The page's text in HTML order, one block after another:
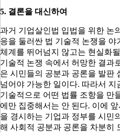
5. 결론을 대신하여
과거 기업살인법 입법을 위한 논
응을 둘러싼 법 기술적 논쟁을 야
체계를 뛰어넘지 않고는 현실화
기술적 논쟁 속에서 허망한 결과
은 시민들의 공분과 공론을 발판
넘어야 가능한 일이다. 따라서 지
기술적으로 어떤 법률 조항을 만
에만 집중해서는 안 된다. 이에 앞
을 경시하는 기업과 정부를 시민
해 사회적 공분과 공론을 차분히